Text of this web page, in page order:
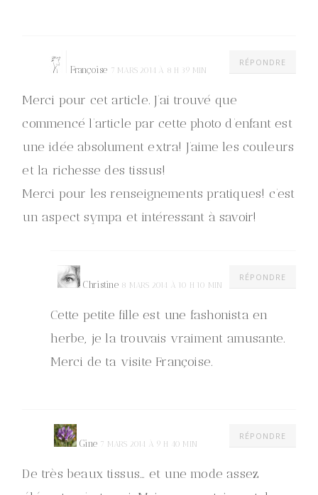
RÉPONDRE
Françoise 7 MARS 2014 À 8 H 39 MIN
Merci pour cet article. J’ai trouvé que
commencé l’article par cette photo d’enfant est
une idée absolument extra! J’aime les couleurs
et la richesse des tissus!
Merci pour les renseignements pratiques! c’est
un aspect sympa et intéressant à savoir!
RÉPONDRE
Christine 8 MARS 2014 À 10 H 10 MIN
Cette petite fille est une fashonista en
herbe, je la trouvais vraiment amusante.
Merci de ta visite Françoise.
RÉPONDRE
Gine 7 MARS 2014 À 9 H 40 MIN
De très beaux tissus… et une mode assez